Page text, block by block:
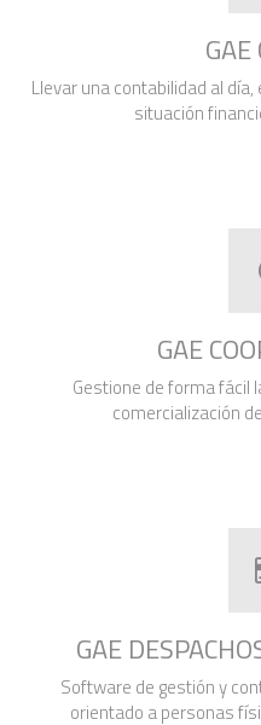
Llevar una contabilidad al
situación
GAE
Gestione de forma fácil
comercialización
GAE
Software de gestión y
orientado a personas